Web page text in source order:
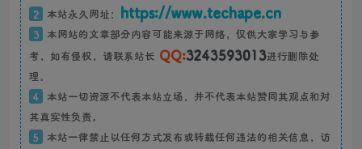
2 本站永久网址： https://www.techape.cn
3
本网站的文章部分内容可能来源于网络，仅供大家学习与参
考，如有侵权，请联系站长 QQ:3243593013进行删除处
理。
4
本站一切资源不代表本站立场，并不代表本站赞同其观点和对
其真实性负责。
5
本站一律禁止以任何方式发布或转载任何违法的相关信息，访